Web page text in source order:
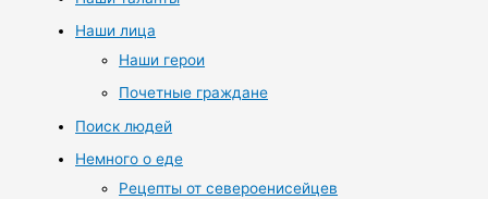
Наши лица
Наши герои
Почетные граждане
Поиск людей
Немного о еде
Рецепты от североенисейцев